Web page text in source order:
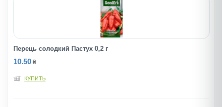
Перець солодкий Пастух 0,2 г
10.50 ₴
КУПИТЬ